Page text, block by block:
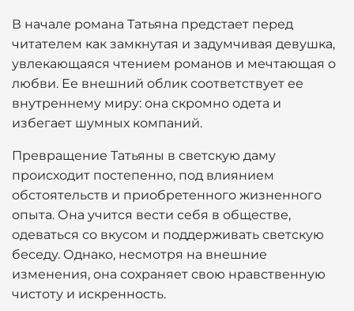
В начале романа Татьяна предстает перед
читателем как замкнутая и задумчивая девушка,
увлекающаяся чтением романов и мечтающая о
любви. Ее внешний облик соответствует ее
внутреннему миру: она скромно одета и
избегает шумных компаний.
Превращение Татьяны в светскую даму
происходит постепенно, под влиянием
обстоятельств и приобретенного жизненного
опыта. Она учится вести себя в обществе,
одеваться со вкусом и поддерживать светскую
беседу. Однако, несмотря на внешние
изменения, она сохраняет свою нравственную
чистоту и искренность.